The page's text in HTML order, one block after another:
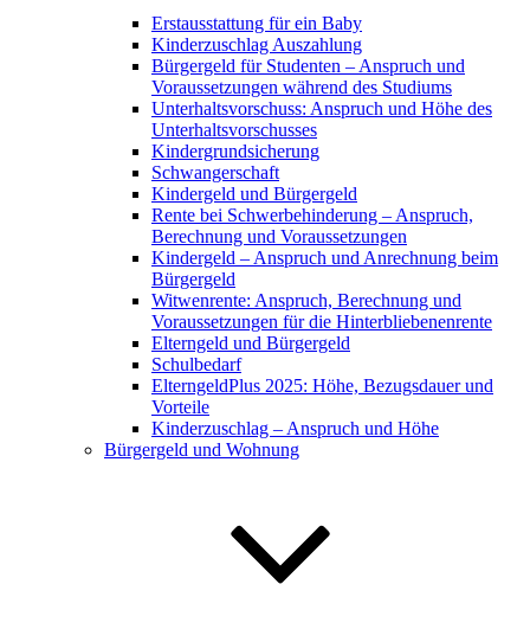
Erstausstattung für ein Baby
Kinderzuschlag Auszahlung
Bürgergeld für Studenten – Anspruch und
Voraussetzungen während des Studiums
Unterhaltsvorschuss: Anspruch und Höhe des
Unterhaltsvorschusses
Kindergrundsicherung
Schwangerschaft
Kindergeld und Bürgergeld
Rente bei Schwerbehinderung – Anspruch,
Berechnung und Voraussetzungen
Kindergeld – Anspruch und Anrechnung beim
Bürgergeld
Witwenrente: Anspruch, Berechnung und
Voraussetzungen für die Hinterbliebenenrente
Elterngeld und Bürgergeld
Schulbedarf
ElterngeldPlus 2025: Höhe, Bezugsdauer und
Vorteile
Kinderzuschlag – Anspruch und Höhe
Bürgergeld und Wohnung